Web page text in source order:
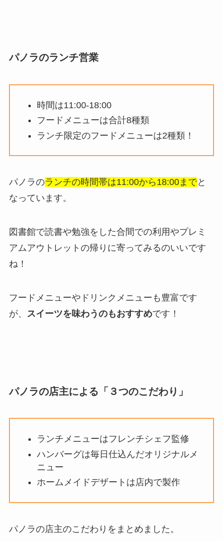
パノラのランチ営業
時間は11:00-18:00
フードメニューは合計8種類
ランチ限定のフードメニューは2種類！
パノラのランチの時間帯は11:00から18:00までと
なっています。
図書館で読書や勉強をした合間での利用やプレミ
アムアウトレットの帰りに寄ってみるのいいです
ね！
フードメニューやドリンクメニューも豊富です
が、
スイーツを味わうのもおすすめです！
パノラの店主による「３つのこだわり」
ランチメニューはフレンチシェフ監修
ハンバーグは毎日仕込んだオリジナルメ
ニュー
ホームメイドデザートは店内で製作
パノラの店主のこだわりをまとめました。